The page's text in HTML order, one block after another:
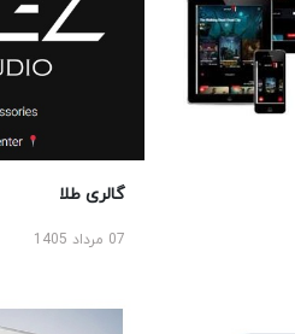
گالری طلا
07 مرداد 1405